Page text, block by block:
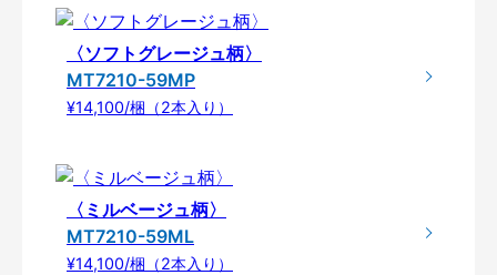
〈ソフトグレージュ柄〉
MT7210-59MP
¥14,100/梱（2本入り）
〈ミルベージュ柄〉
MT7210-59ML
¥14,100/梱（2本入り）